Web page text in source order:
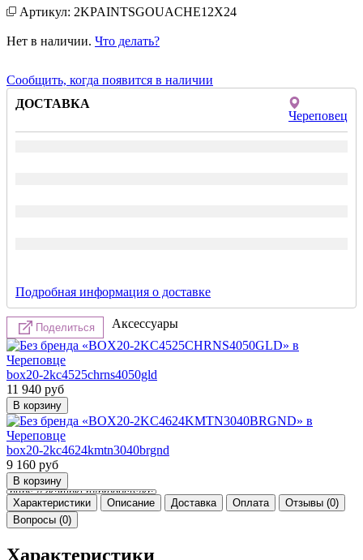
Артикул: 2KPAINTSGOUACHE12X24
Нет в наличии. Что делать?
Сообщить, когда появится в наличии
ДОСТАВКА
Череповец
Подробная информация о доставке
Поделиться Аксессуары
box20-2kc4525chrns4050gld
11 940 руб
box20-2kc4624kmtn3040brgnd
9 160 руб
Характеристики Описание Доставка Оплата
Отзывы (0)
Вопросы (0)
Характеристики